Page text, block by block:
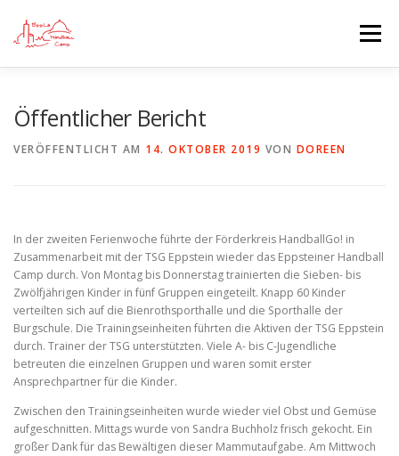
Inhalt
springen
Menü
DIE VEREINE
Öffentlicher Bericht
VERÖFFENTLICHT AM 14. OKTOBER 2019 VON DOREEN
In der zweiten Ferienwoche führte der Förderkreis HandballGo! in
Zusammenarbeit mit der TSG Eppstein wieder das Eppsteiner Handball
Camp durch. Von Montag bis Donnerstag trainierten die Sieben- bis
Zwölfjährigen Kinder in fünf Gruppen eingeteilt. Knapp 60 Kinder
verteilten sich auf die Bienrothsporthalle und die Sporthalle der
Burgschule. Die Trainingseinheiten führten die Aktiven der TSG Eppstein
durch. Trainer der TSG unterstützten. Viele A- bis C-Jugendliche
betreuten die einzelnen Gruppen und waren somit erster
Ansprechpartner für die Kinder.
Zwischen den Trainingseinheiten wurde wieder viel Obst und Gemüse
aufgeschnitten. Mittags wurde von Sandra Buchholz frisch gekocht. Ein
großer Dank für das Bewältigen dieser Mammutaufgabe. Am Mittwoch